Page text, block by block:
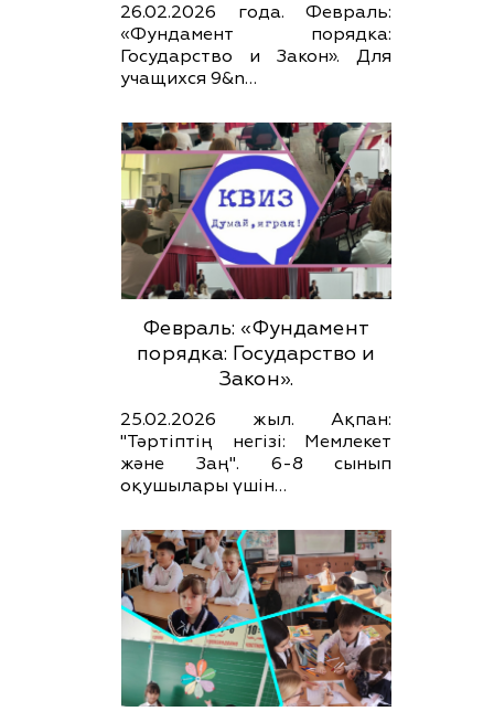
26.02.2026 года. Февраль:
«Фундамент порядка:
Государство и Закон». Для
учащихся 9&n…
Февраль: «Фундамент
порядка: Государство и
Закон».
25.02.2026 жыл. Ақпан:
"Тәртіптің негізі: Мемлекет
және Заң". 6-8 сынып
оқушылары үшін…